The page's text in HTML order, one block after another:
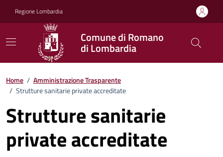
Regione Lombardia
Comune di Romano
di Lombardia
Home / Amministrazione Trasparente
/ Strutture sanitarie private accreditate
Strutture sanitarie
private accreditate